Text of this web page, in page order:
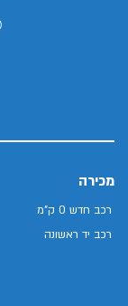
מכירה
רכב חדש 0 ק"מ
רכב יד ראשונה